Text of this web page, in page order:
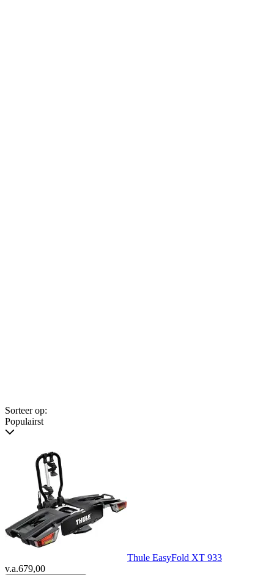
Sorteer op:
Populairst
Thule EasyFold XT 933
v.a.679,00